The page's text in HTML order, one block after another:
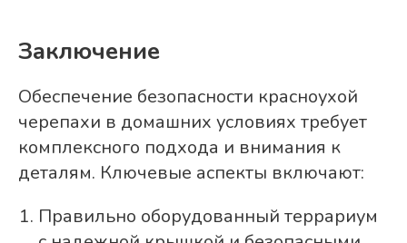
Заключение
Обеспечение безопасности красноухой
черепахи в домашних условиях требует
комплексного подхода и внимания к
деталям. Ключевые аспекты включают:
Правильно оборудованный террариум